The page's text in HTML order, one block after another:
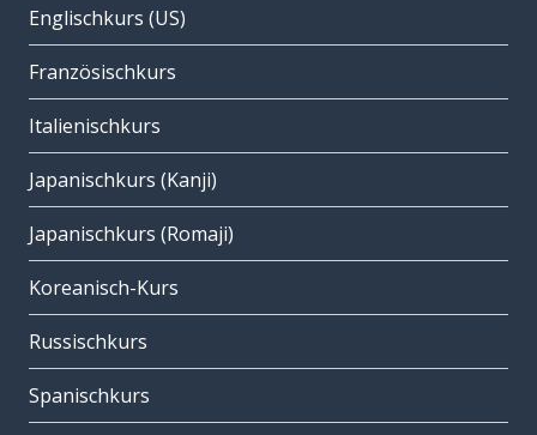
Englischkurs (US)
Französischkurs
Italienischkurs
Japanischkurs (Kanji)
Japanischkurs (Romaji)
Koreanisch-Kurs
Russischkurs
Spanischkurs